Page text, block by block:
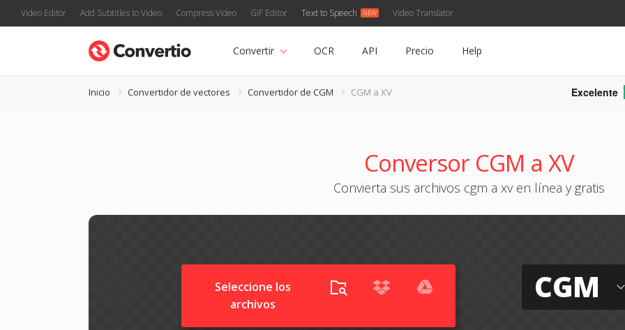
Video Editor Add Subtitles to Video Compress Video GIF Editor Text to Speech Video Translator
Convertir OCR API Precio Help
Inicio Convertidor de vectores Convertidor de CGM CGM a XV Excelente
Conversor CGM a XV
Convierta sus archivos cgm a xv en línea y gratis
Seleccione los
archivos
CGM